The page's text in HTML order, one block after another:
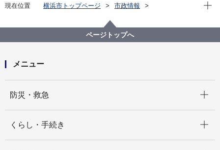
現在位置 横浜市トップページ
市政情報
記者発表 2021年度
現在
ページトップへ
メニュー
防災・救急
くらし・手続き